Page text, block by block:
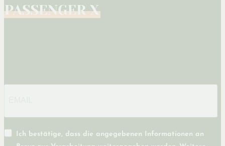
Ich bestätige, dass die angegebenen Informationen an